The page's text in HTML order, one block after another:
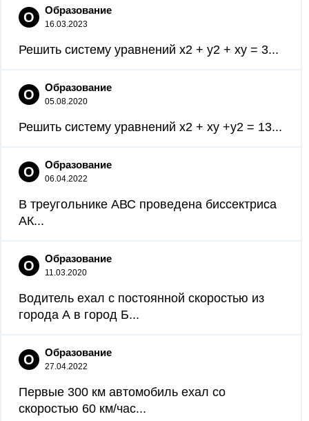
О Образование
16.03.2023
Решить систему уравнений x2 + y2 + xy = 3...
О Образование
05.08.2020
Решить систему уравнений x2 + xy +y2 = 13...
О Образование
06.04.2022
В треугольнике АВС проведена биссектриса
АК...
О Образование
11.03.2020
Водитель ехал с постоянной скоростью из
города А в город Б...
О Образование
27.04.2022
Первые 300 км автомобиль ехал со
скоростью 60 км/час...